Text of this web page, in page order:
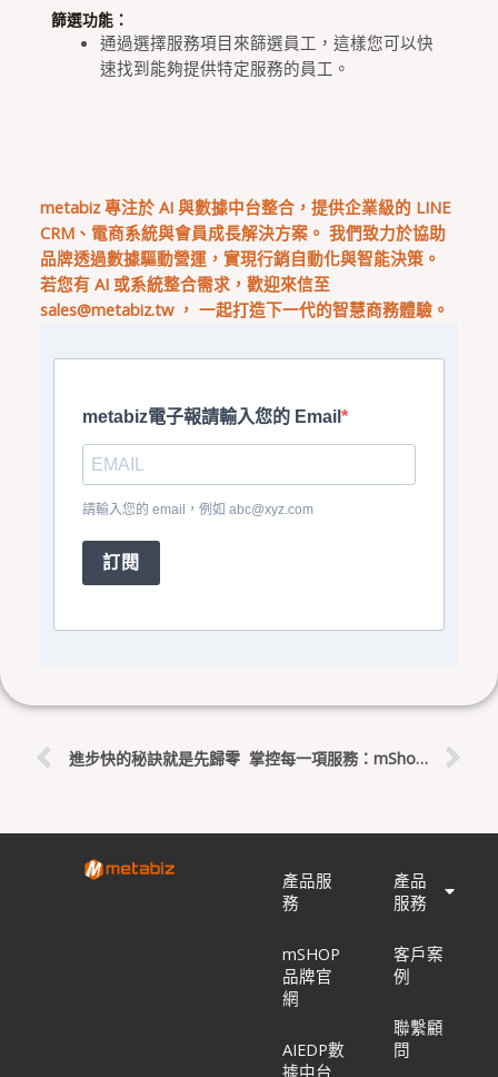
篩選功能：
通過選擇服務項目來篩選員工，這樣您可以快
速找到能夠提供特定服務的員工。
metabiz 專注於 AI 與數據中台整合，提供企業級的 LINE
CRM、電商系統與會員成長解決方案。 我們致力於協助
品牌透過數據驅動營運，實現行銷自動化與智能決策。
若您有 AI 或系統整合需求，歡迎來信至
sales@metabiz.tw， 一起打造下一代的智慧商務體驗。
metabiz電子報請輸入您的 Email
請輸入您的 email，例如 abc@xyz.com
訂閱
進步快的秘訣就是先歸零 掌控每一項服務：mShop 預約中心服務設定全攻略
產品服
務
mSHOP
品牌官
網
AIEDP數
據中台
產品
服務
客戶案
例
聯繫顧
問